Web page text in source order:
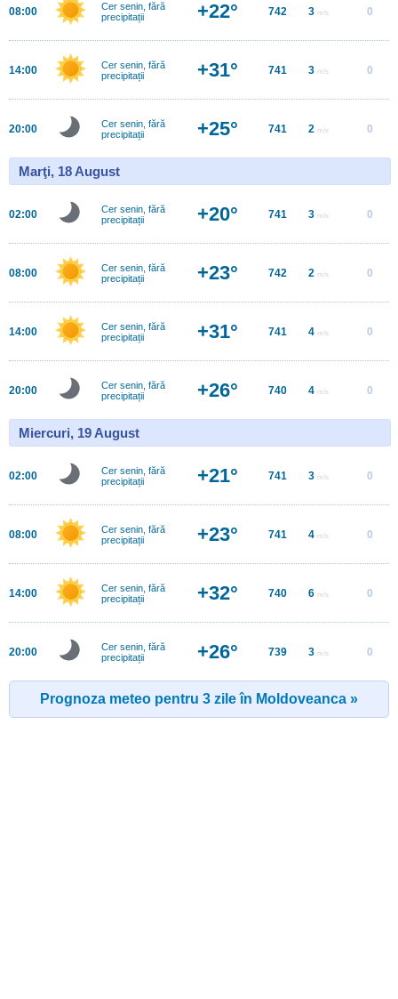
08:00
Cer senin, fără
precipitații
+22° 742 3 m/s 0
14:00
Cer senin, fără
precipitații
+31° 741 3 m/s 0
20:00
Cer senin, fără
precipitații
+25° 741 2 m/s 0
Marţi, 18 August
02:00
Cer senin, fără
precipitații
+20° 741 3 m/s 0
08:00
Cer senin, fără
precipitații
+23° 742 2 m/s 0
14:00
Cer senin, fără
precipitații
+31° 741 4 m/s 0
20:00
Cer senin, fără
precipitații
+26° 740 4 m/s 0
Miercuri, 19 August
02:00
Cer senin, fără
precipitații
+21° 741 3 m/s 0
08:00
Cer senin, fără
precipitații
+23° 741 4 m/s 0
14:00
Cer senin, fără
precipitații
+32° 740 6 m/s 0
20:00
Cer senin, fără
precipitații
+26° 739 3 m/s 0
Prognoza meteo pentru 3 zile în Moldoveanca »